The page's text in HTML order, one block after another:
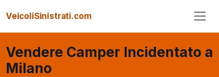
VeicoliSinistrati.com
Vendere Camper Incidentato a
Milano